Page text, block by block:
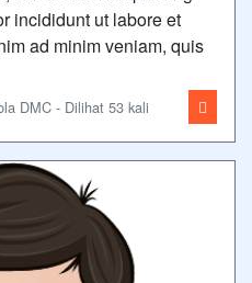
incididunt ut labore et
ad minim veniam, quis
DMC - Dilihat 53 kali